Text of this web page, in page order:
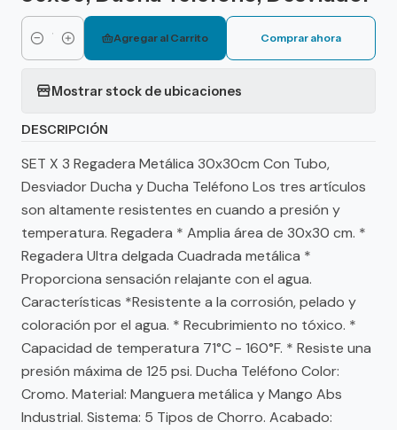
Cantidad
Agregar al Carrito Comprar ahora
Mostrar stock de ubicaciones
DESCRIPCIÓN
SET X 3 Regadera Metálica 30x30cm Con Tubo,
Desviador Ducha y Ducha Teléfono Los tres artículos
son altamente resistentes en cuando a presión y
temperatura. Regadera * Amplia área de 30x30 cm. *
Regadera Ultra delgada Cuadrada metálica *
Proporciona sensación relajante con el agua.
Características *Resistente a la corrosión, pelado y
coloración por el agua. * Recubrimiento no tóxico. *
Capacidad de temperatura 71°C - 160°F. * Resiste una
presión máxima de 125 psi. Ducha Teléfono Color:
Cromo. Material: Manguera metálica y Mango Abs
Industrial. Sistema: 5 Tipos de Chorro. Acabado: